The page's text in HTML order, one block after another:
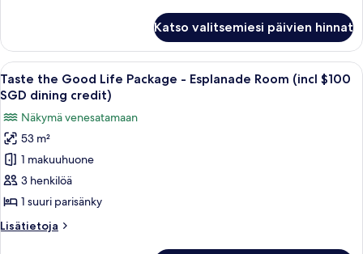
Courtyard
Room
Twin
(incl
$100
SGD
dining
credit)
kuvat
Good
Life
Package
-
Courtyard
Room
Twin
(incl
$100
dining
credit)
Katso valitsemiesi päivien hinnat
Avaa
kaikki
huonetyypin
Taste
the
Good
Life
Package
-
Esplanade
Hotellihuone, jossa on suuri sänky,
8
Taste the Good Life Package - Esplanade Room (incl $100
SGD dining credit)
Näkymä venesatamaan
53 m²
1 makuuhuone
3 henkilöä
1 suuri parisänky
Lisätietoja
Lisätietoja